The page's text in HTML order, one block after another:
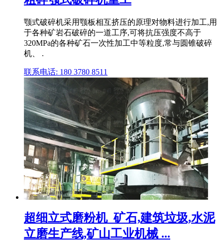
颚式破碎机采用颚板相互挤压的原理对物料进行加工,用
于各种矿岩石破碎的一道工序,可将抗压强度不高于
320MPa的各种矿石一次性加工中等粒度,常与圆锥破碎
机、 .
联系电话: 180 3780 8511
超细立式磨粉机_矿石,建筑垃圾,水泥
立磨生产线,矿山工业机械 ...